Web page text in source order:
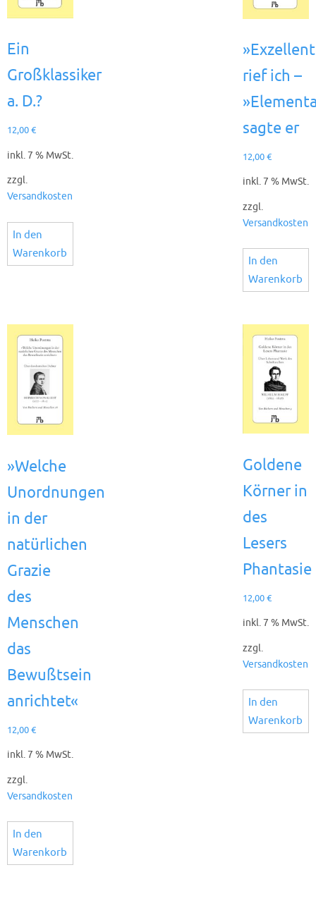
Ein
Großklassiker
a. D.?
12,00€
inkl. 7 % MwSt.
zzgl.
Versandkosten
In den
Warenkorb
rief ich –
sagte er
12,00€
inkl. 7 % MwSt.
zzgl.
Versandkosten
In den
Warenkorb
»Welche
Unordnungen
in der
natürlichen
Grazie
des
Menschen
das
Bewußtsein
anrichtet«
12,00€
inkl. 7 % MwSt.
zzgl.
Versandkosten
In den
Warenkorb
Goldene
Körner in
des
Lesers
Phantasie
12,00€
inkl. 7 % MwSt.
zzgl.
Versandkosten
In den
Warenkorb